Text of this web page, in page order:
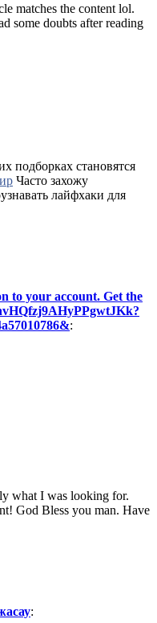
matches the content lol.
some doubts after reading
подборках становятся
Часто захожу
лайфхаки для
to your account. Get the
:
what I was looking for.
God Bless you man. Have
: